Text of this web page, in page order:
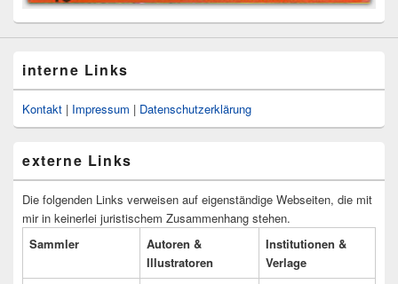
interne Links
Kontakt | Impressum | Datenschutzerklärung
externe Links
Die folgenden Links verweisen auf eigenständige Webseiten, die mit
mir in keinerlei juristischem Zusammenhang stehen.
Sammler
Autoren &
Illustratoren
Institutionen &
Verlage